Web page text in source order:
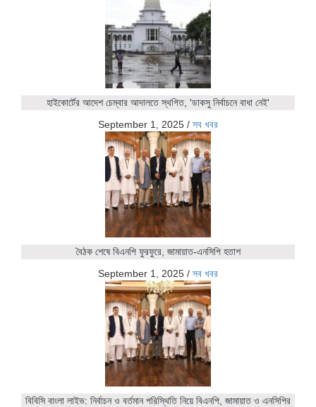
হাইকোর্টের আদেশ চেম্বার আদালতে স্থগিত, 'ডাকসু নির্বাচনে বাধা নেই'
September 1, 2025 / সব খবর
বৈঠক শেষে বিএনপি ফুরফুরে, জামায়াত-এনসিপি হতাশ
September 1, 2025 / সব খবর
বিবিসি বাংলা লাইভ: নির্বাচন ও বর্তমান পরিস্থিতি নিয়ে বিএনপি, জামায়াত ও এনসিপির